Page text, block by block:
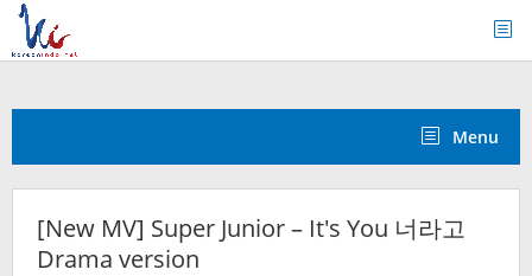
Skip
content
Menu
[New MV] Super Junior – It's You 너라고
Drama version